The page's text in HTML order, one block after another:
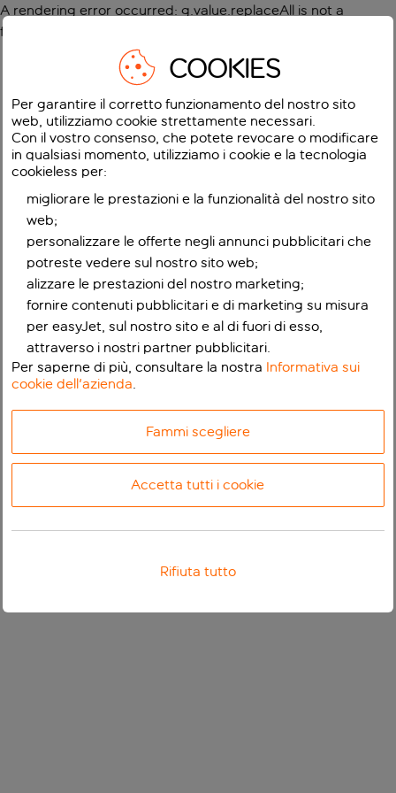
A rendering error occurred: g.value.replaceAll is not a
function
COOKIES
Per garantire il corretto funzionamento del nostro sito
web, utilizziamo cookie strettamente necessari.
Con il vostro consenso, che potete revocare o modificare
in qualsiasi momento, utilizziamo i cookie e la tecnologia
cookieless per:
migliorare le prestazioni e la funzionalità del nostro sito
web;
personalizzare le offerte negli annunci pubblicitari che
potreste vedere sul nostro sito web;
alizzare le prestazioni del nostro marketing;
fornire contenuti pubblicitari e di marketing su misura
per easyJet, sul nostro sito e al di fuori di esso,
attraverso i nostri partner pubblicitari.
Per saperne di più, consultare la nostra Informativa sui
cookie dell'azienda.
Fammi scegliere
Accetta tutti i cookie
Rifiuta tutto